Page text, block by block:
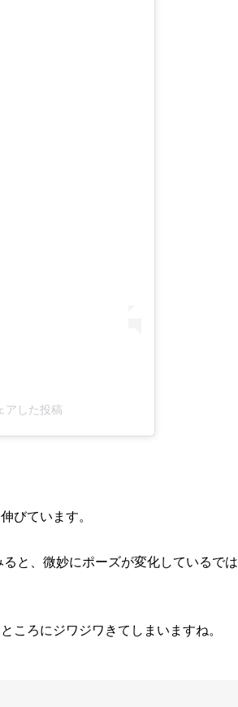
アした投稿
びています。
と、微妙にポーズが変化しているでは
ころにジワジワきてしまいますね。